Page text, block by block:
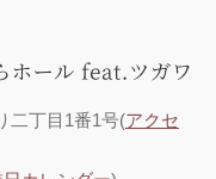
二丁目1番1号(アクセ